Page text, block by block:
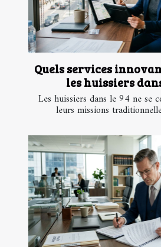
Quels services
les huissiers
Les huissiers dans le 94 ne se
leurs missions